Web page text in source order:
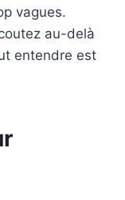
vagues.
au-delà
entendre est